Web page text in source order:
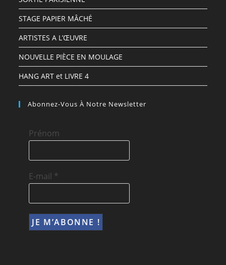
STAGE PAPIER MÂCHÉ
ARTISTES A L’ŒUVRE
NOUVELLE PIÈCE EN MOULAGE
HANG ART et LIVRE 4
Abonnez-Vous À Notre Newsletter
Prénom
E-mail *